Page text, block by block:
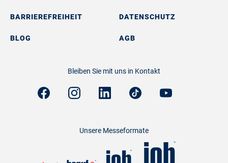
BARRIEREFREIHEIT
BLOG
DATENSCHUTZ
AGB
Bleiben Sie mit uns in Kontakt
Unsere Messeformate